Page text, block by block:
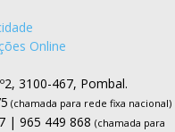
Online
3100-467, Pombal.
(chamada para rede fixa nacional)
| 965 449 868 (chamada para